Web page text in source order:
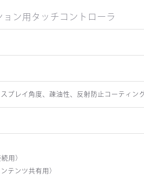
ン用タッチコントローラ
プレイ角度、疎油性、反射防止コーティン
用）
テンツ共有用）